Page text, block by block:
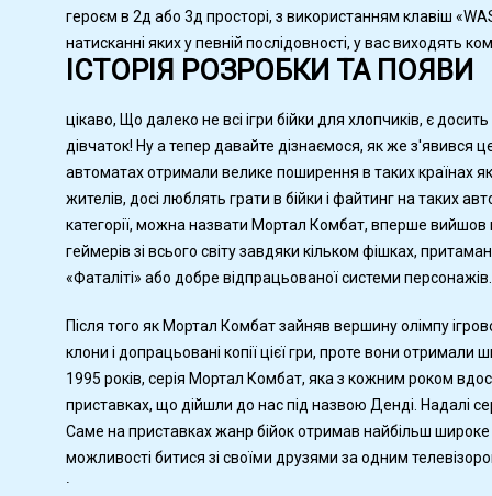
героєм в 2д або 3д просторі, з використанням клавіш
натисканні яких у певній послідовності, у вас виходять
ІСТОРІЯ РОЗРОБКИ ТА ПОЯВИ
цікаво, Що далеко не всі ігри бійки для хлопчиків, є
дівчаток! Ну а тепер давайте дізнаємося, як же з'явився
автоматах отримали велике поширення в таких країнах
жителів, досі люблять грати в бійки і файтинг на таких
категорії, можна назвати Мортал Комбат, вперше
геймерів зі всього світу завдяки кільком фішках,
«Фаталіті» або добре відпрацьованої системи персонажів.
Після того як Мортал Комбат зайняв вершину олімпу
клони і допрацьовані копії цієї гри, проте вони
1995 років, серія Мортал Комбат, яка з кожним роком
приставках, що дійшли до нас під назвою Денді. Надалі
Саме на приставках жанр бійок отримав найбільш
можливості битися зі своїми друзями за одним
.